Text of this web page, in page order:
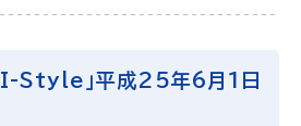
I-Style」平成25年6月1日